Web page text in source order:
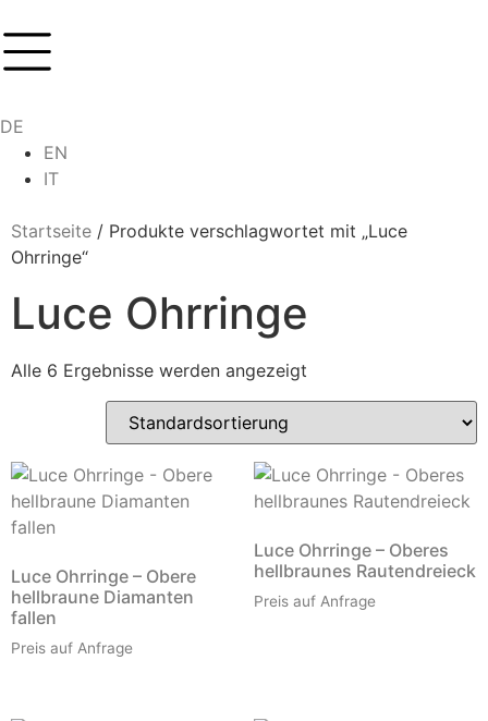
DE
EN
IT
Startseite / Produkte verschlagwortet mit „Luce
Ohrringe“
Luce Ohrringe
Alle 6 Ergebnisse werden angezeigt
Luce Ohrringe – Obere
hellbraune Diamanten
fallen
Preis auf Anfrage
Luce Ohrringe – Oberes
hellbraunes Rautendreieck
Preis auf Anfrage